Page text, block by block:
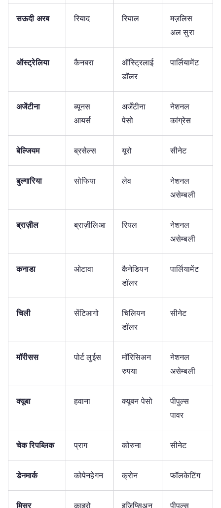
सऊदी अरब रियाद रियाल
मज़लिस
अल सुरा
ऑस्ट्रेलिया कैनबरा
ऑस्ट्रिलाई
डॉलर
पार्लियामेंट
अजेंटीना
ब्यूनस
आयर्स
अर्जेंटीना
पेसो
नेशनल
कांग्रेस
बेल्जियम ब्रसेल्स यूरो सीनेट
बुल्गारिया सोफिया लेव
नेशनल
असेम्बली
ब्राज़ील ब्राज़ीलिआ रियल
नेशनल
असेम्बली
कनाडा ओटावा
कैनेडियन
डॉलर
पार्लियामेंट
चिली सेंटिआगो
चिलियन
डॉलर
सीनेट
मॉरीसस पोर्ट लुईस
मॉरिसिअन
रुपया
नेशनल
असेम्बली
क्यूबा हवाना क्यूबन पेसो
पीपुल्स
पावर
चेक रिपब्लिक प्राग कोरुना सीनेट
डेनमार्क कोपेनहेगन क्रोन फॉलकेटिंग
मिस्र काइरो इजिप्सिअन पीपुल्स